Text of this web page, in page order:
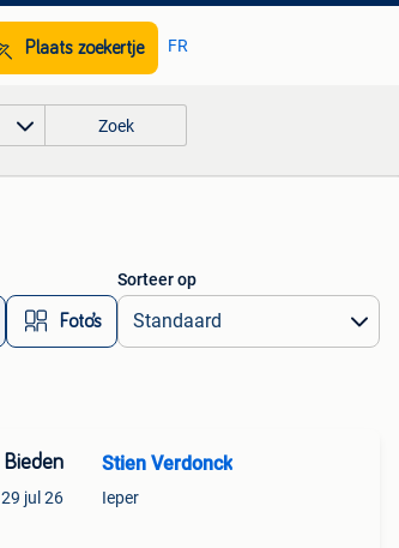
Plaats zoekertje FR
Zoek
Foto’s
Sorteer op
Bieden
29 jul 26
Stien Verdonck
Ieper